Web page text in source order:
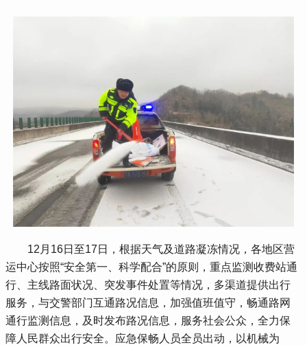
12月16日至17日，根据天气及道路凝冻情况，各地区营
运中心按照“安全第一、科学配合”的原则，重点监测收费站通
行、主线路面状况、突发事件处置等情况，多渠道提供出行
服务，与交警部门互通路况信息，加强值班值守，畅通路网
通行监测信息，及时发布路况信息，服务社会公众，全力保
障人民群众出行安全。应急保畅人员全员出动，以机械为